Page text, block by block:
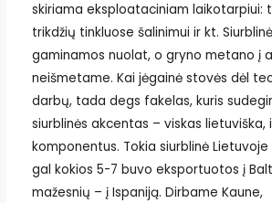
skiriama eksploataciniam laikotarpiui:
trikdžių tinkluose šalinimui ir kt.
gaminamos nuolat, o gryno metano į
neišmetame. Kai jėgainė stovės dėl
darbų, tada degs fakelas, kuris
siurblinės akcentas – viskas lietuviška,
komponentus. Tokia siurblinė
gal kokios 5-7 buvo eksportuotos į
mažesnių – į Ispaniją. Dirbame Kaune,